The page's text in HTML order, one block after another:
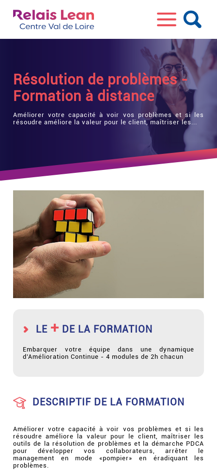
Résolution de problèmes -
Formation à distance
Améliorer votre capacité à voir vos problèmes et si les
résoudre améliore la valeur pour le client, maîtriser les...
LE + DE LA FORMATION
Embarquer votre équipe dans une dynamique
d’Amélioration Continue - 4 modules de 2h chacun
DESCRIPTIF DE LA FORMATION
Améliorer votre capacité à voir vos problèmes et si les
résoudre améliore la valeur pour le client, maîtriser les
outils de la résolution de problèmes et la démarche PDCA
pour développer vos collaborateurs, arrêter le
management en mode «pompier» en éradiquant les
problèmes.